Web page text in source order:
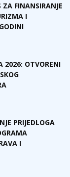
ZA FINANSIRANJE
I
2026: OTVORENI
PRIJEDLOGA
I